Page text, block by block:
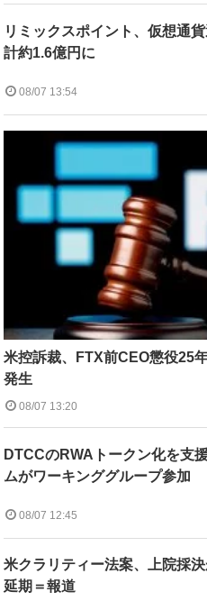
リミックスポイント、仮想通
計約1.6億円に
08/07 13:54
米控訴裁、FTX前CEO懲役25
発生
08/07 13:20
DTCCのRWAトークン化を支
ムがワーキンググループ参加
08/07 12:45
米クラリティー法案、上院採
延期＝報道